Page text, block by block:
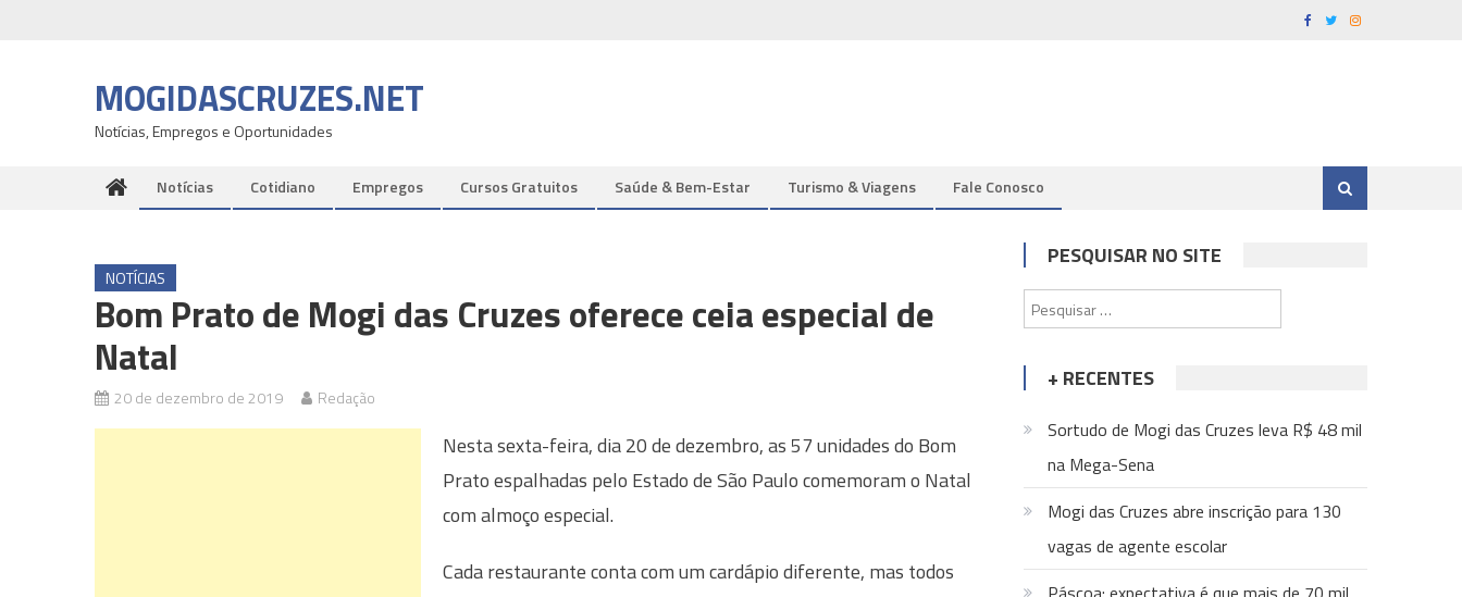
MOGIDASCRUZES.NET
Notícias, Empregos e Oportunidades
Notícias Cotidiano Empregos Cursos Gratuitos Saúde & Bem-Estar Turismo & Viagens Fale Conosco
NOTÍCIAS
Bom Prato de Mogi das Cruzes oferece ceia especial de
Natal
20 de dezembro de 2019 Redação
Nesta sexta-feira, dia 20 de dezembro, as 57 unidades do Bom
Prato espalhadas pelo Estado de São Paulo comemoram o Natal
com almoço especial.
Cada restaurante conta com um cardápio diferente, mas todos
PESQUISAR NO SITE
por:
+ RECENTES
Sortudo de Mogi das Cruzes leva R$ 48 mil
na Mega-Sena
Mogi das Cruzes abre inscrição para 130
vagas de agente escolar